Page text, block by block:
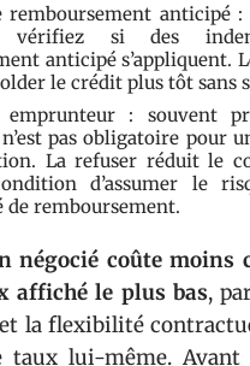
remboursement anticipé
vérifiez si des
anticipé s’appliquent.
le crédit plus tôt sans
emprunteur : souvent
pas obligatoire pour
La refuser réduit le
d’assumer le
de remboursement.
négocié coûte moins
affiché le plus bas,
la flexibilité
taux lui-même. Avant